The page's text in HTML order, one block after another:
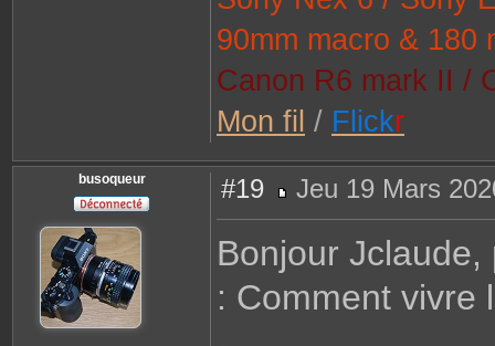
90mm macro & 180
Canon R6 mark II /
Mon fil / Flickr
busoqueur #19
e
a
Jeu 19 Mars
Bonjour
: Comment vivre